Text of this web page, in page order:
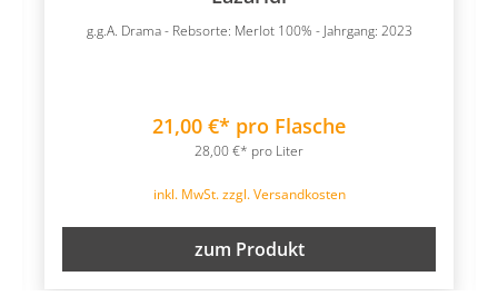
g.g.A. Drama - Rebsorte: Merlot 100% - Jahrgang: 2023
21,00 €* pro Flasche
28,00 €* pro Liter
inkl. MwSt. zzgl. Versandkosten
zum Produkt